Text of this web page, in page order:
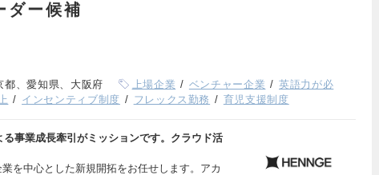
ダー候補
都、愛知県、大阪府 上場企業 ベンチャー企業
英語力が必
インセンティブ制度 フレックス勤務 育児支援制度
る事業成長牽引がミッションです。クラウド活
を中心とした新規開拓をお任せします。アカ